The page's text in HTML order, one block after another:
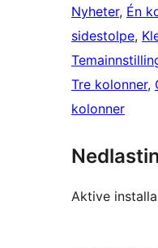
Nyheter, Én
sidestolpe,
Tre kolonner,
kolonner
Aktive